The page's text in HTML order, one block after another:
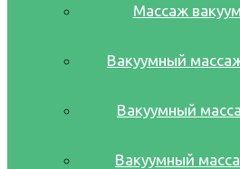
Массаж
Вакуумный
Вакуумный
Вакуумный